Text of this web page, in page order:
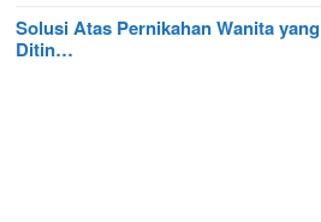
Solusi Atas Pernikahan Wanita yang
Ditin…